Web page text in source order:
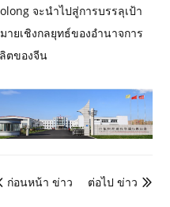
จะนำไปสู่การบรรลุเป้า
ายเชิงกลยุทธ์ของอำนาจการ
ตของจีน
ก่อนหน้า ข่าว 
ต่อไป ข่าว